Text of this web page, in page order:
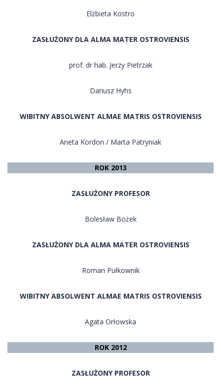
Elżbieta Kostro
ZASŁUŻONY DLA ALMA MATER OSTROVIENSIS
prof. dr hab. Jerzy Pietrzak
Dariusz Hyhs
WIBITNY ABSOLWENT ALMAE MATRIS OSTROVIENSIS
Aneta Kordon / Marta Patryniak
ROK 2013
ZASŁUŻONY PROFESOR
Bolesław Bożek
ZASŁUŻONY DLA ALMA MATER OSTROVIENSIS
Roman Pułkownik
WIBITNY ABSOLWENT ALMAE MATRIS OSTROVIENSIS
Agata Orłowska
ROK 2012
ZASŁUŻONY PROFESOR